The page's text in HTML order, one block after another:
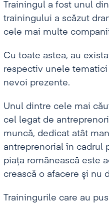
Trainingul a fost unul
trainingului a scăzut
cele mai multe
Cu toate astea, au
respectiv unele
nevoi prezente.
Unul dintre cele mai
cel legat de
muncă, dedicat atât
antreprenorial în cadrul
piaţa românească este
crească o afacere şi nu
Trainingurile care au